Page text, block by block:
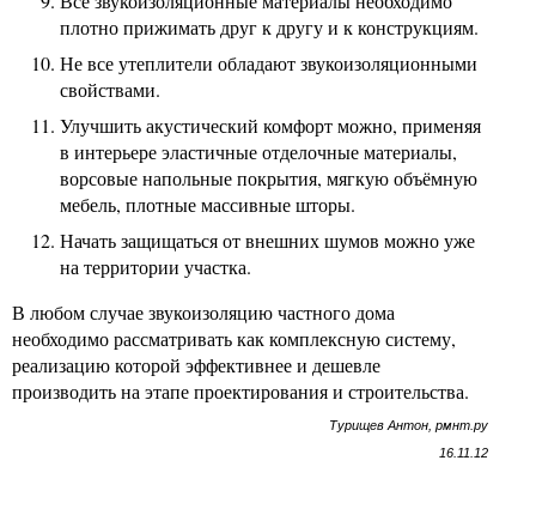
плотно прижимать друг к другу и к конструкциям.
Не все утеплители обладают звукоизоляционными
свойствами.
Улучшить акустический комфорт можно, применяя
в интерьере эластичные отделочные материалы,
ворсовые напольные покрытия, мягкую объёмную
мебель, плотные массивные шторы.
Начать защищаться от внешних шумов можно уже
на территории участка.
В любом случае звукоизоляцию частного дома
необходимо рассматривать как комплексную систему,
реализацию которой эффективнее и дешевле
производить на этапе проектирования и строительства.
Турищев Антон, рмнт.ру
16.11.12